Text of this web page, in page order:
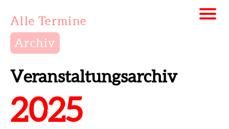
Alle Termine
Archiv
Veranstaltungsarchiv
2025